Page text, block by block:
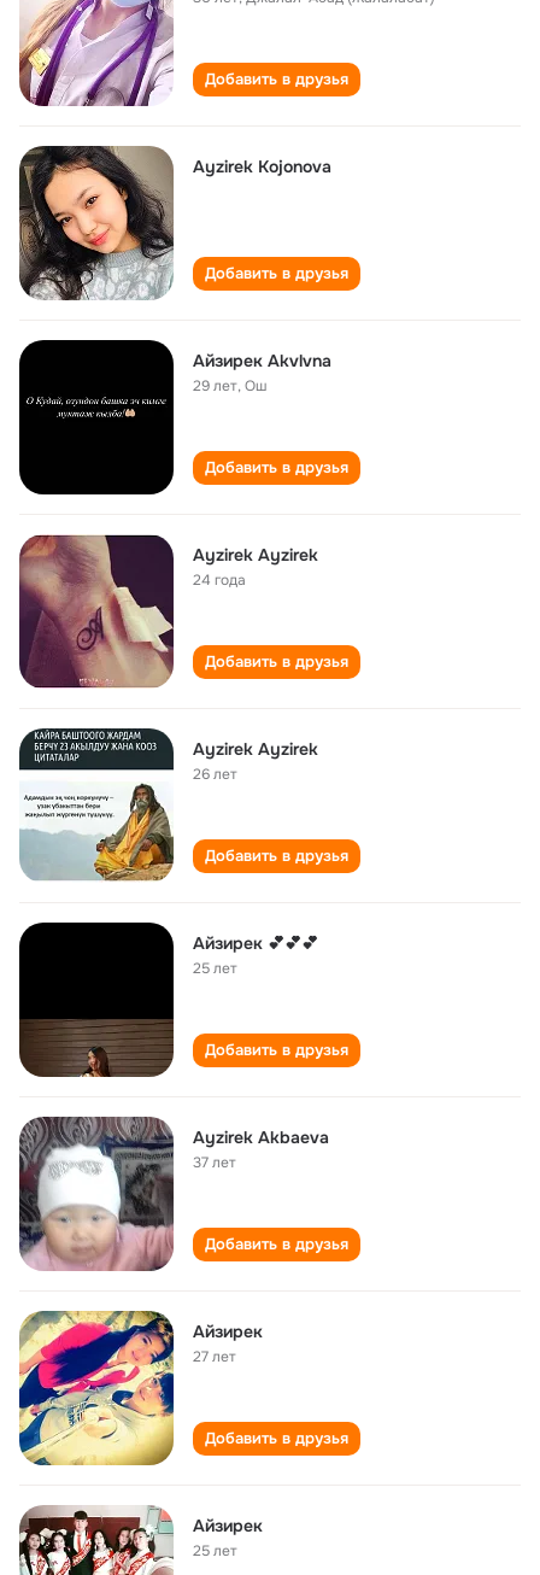
Добавить в друзья
Ayzirek Kojonova
Добавить в друзья
Айзирек Akvlvna
29 лет,Ош
Добавить в друзья
Ayzirek Ayzirek
24 года
Добавить в друзья
Ayzirek Ayzirek
26 лет
Добавить в друзья
Айзирек 💕💕💕
25 лет
Добавить в друзья
Ayzirek Akbaeva
37 лет
Добавить в друзья
Айзирек
27 лет
Добавить в друзья
Айзирек
25 лет